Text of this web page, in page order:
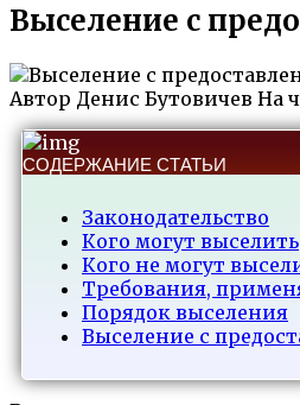
Выселение с
Автор Денис Бутовичев На
СОДЕРЖАНИЕ СТАТЬИ
Законодательство
Кого могут выселить
Кого не могут
Требования,
Порядок выселения
Выселение с